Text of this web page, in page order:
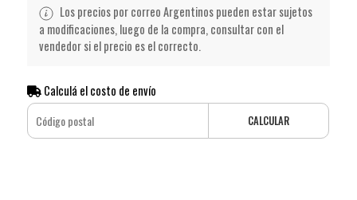
Los precios por correo Argentinos pueden estar sujetos
a modificaciones, luego de la compra, consultar con el
vendedor si el precio es el correcto.
Calculá el costo de envío
CALCULAR